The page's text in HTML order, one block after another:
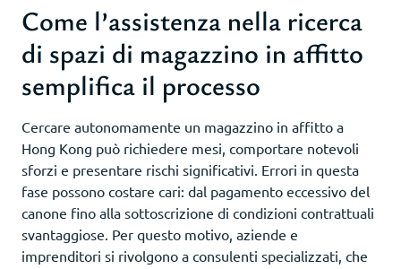
Come l’assistenza nella ricerca
di spazi di magazzino in affitto
semplifica il processo
Cercare autonomamente un magazzino in affitto a
Hong Kong può richiedere mesi, comportare notevoli
sforzi e presentare rischi significativi. Errori in questa
fase possono costare cari: dal pagamento eccessivo del
canone fino alla sottoscrizione di condizioni contrattuali
svantaggiose. Per questo motivo, aziende e
imprenditori si rivolgono a consulenti specializzati, che